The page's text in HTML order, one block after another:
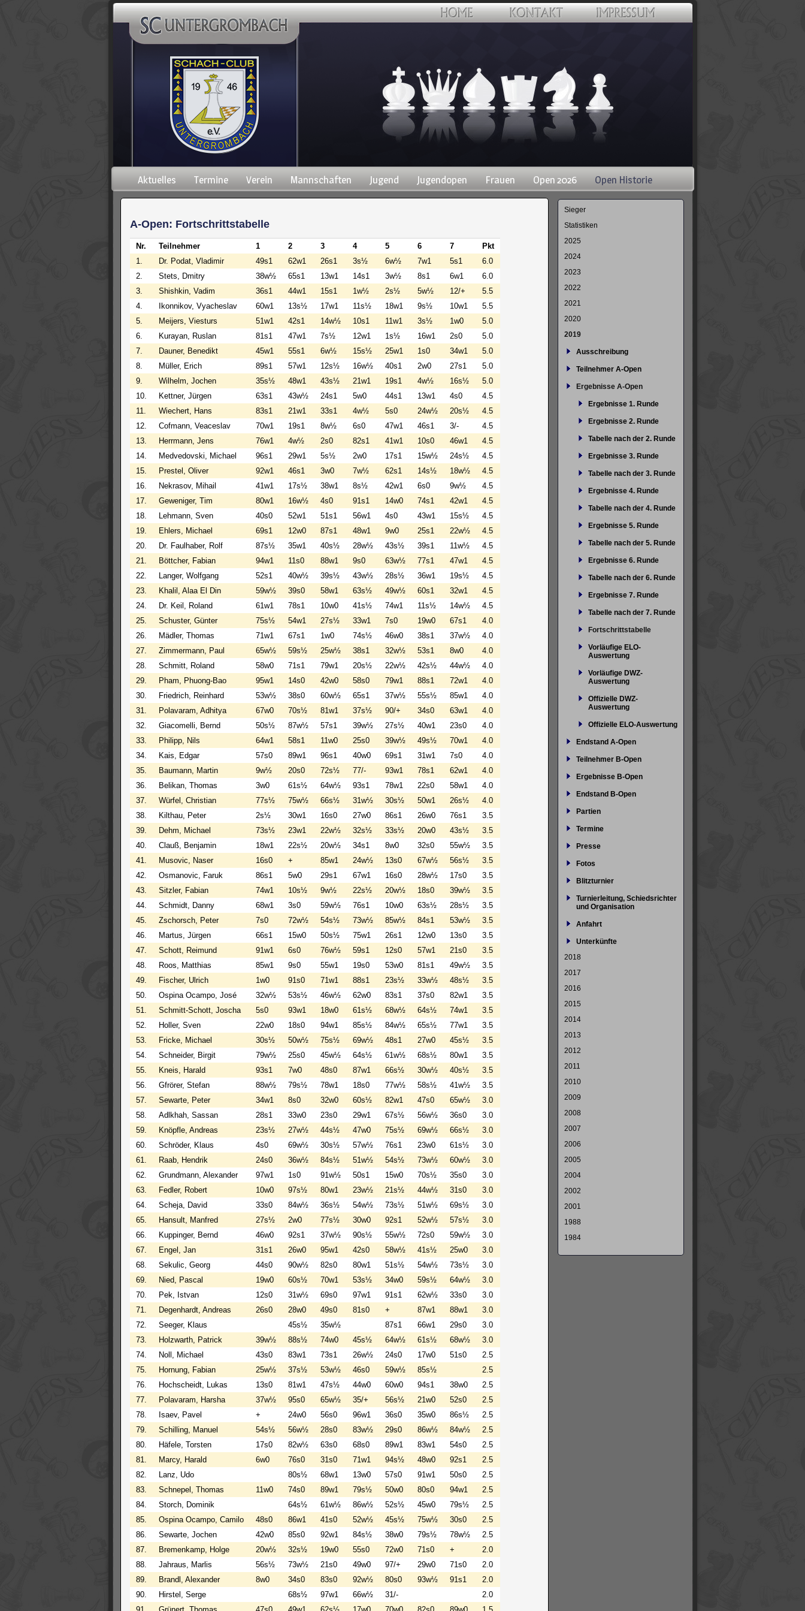
Navigation
überspringen
Aktuelles Termine Verein Mannschaften Jugend Jugendopen Frauen Open 2026 Open Historie
A-Open: Fortschrittstabelle
Nr. Teilnehmer 1 2 3 4 5 6 7
Pkt
1.
Dr. Podat, Vladimir 49s1 62w1 26s1 3s½ 6w½ 7w1 5s1
6.0
2.
Stets, Dmitry 38w½ 65s1 13w1 14s1 3w½ 8s1 6w1
6.0
3.
Shishkin, Vadim 36s1 44w1 15s1 1w½ 2s½ 5w½ 12/+
5.5
4.
Ikonnikov, Vyacheslav 60w1 13s½ 17w1 11s½ 18w1 9s½ 10w1
5.5
5.
Meijers, Viesturs 51w1 42s1 14w½ 10s1 11w1 3s½ 1w0
5.0
6.
Kurayan, Ruslan 81s1 47w1 7s½ 12w1 1s½ 16w1 2s0
5.0
7.
Dauner, Benedikt 45w1 55s1 6w½ 15s½ 25w1 1s0 34w1
5.0
8.
Müller, Erich 89s1 57w1 12s½ 16w½ 40s1 2w0 27s1
5.0
9.
Wilhelm, Jochen 35s½ 48w1 43s½ 21w1 19s1 4w½ 16s½
5.0
10.
Kettner, Jürgen 63s1 43w½ 24s1 5w0 44s1 13w1 4s0
4.5
11.
Wiechert, Hans 83s1 21w1 33s1 4w½ 5s0 24w½ 20s½
4.5
12.
Cofmann, Veaceslav 70w1 19s1 8w½ 6s0 47w1 46s1 3/-
4.5
13.
Herrmann, Jens 76w1 4w½ 2s0 82s1 41w1 10s0 46w1
4.5
14.
Medvedovski, Michael 96s1 29w1 5s½ 2w0 17s1 15w½ 24s½
4.5
15.
Prestel, Oliver 92w1 46s1 3w0 7w½ 62s1 14s½ 18w½
4.5
16.
Nekrasov, Mihail 41w1 17s½ 38w1 8s½ 42w1 6s0 9w½
4.5
17.
Geweniger, Tim 80w1 16w½ 4s0 91s1 14w0 74s1 42w1
4.5
18.
Lehmann, Sven 40s0 52w1 51s1 56w1 4s0 43w1 15s½
4.5
19.
Ehlers, Michael 69s1 12w0 87s1 48w1 9w0 25s1 22w½
4.5
20.
Dr. Faulhaber, Rolf 87s½ 35w1 40s½ 28w½ 43s½ 39s1 11w½
4.5
21.
Böttcher, Fabian 94w1 11s0 88w1 9s0 63w½ 77s1 47w1
4.5
22.
Langer, Wolfgang 52s1 40w½ 39s½ 43w½ 28s½ 36w1 19s½
4.5
23.
Khalil, Alaa El Din 59w½ 39s0 58w1 63s½ 49w½ 60s1 32w1
4.5
24.
Dr. Keil, Roland 61w1 78s1 10w0 41s½ 74w1 11s½ 14w½
4.5
25.
Schuster, Günter 75s½ 54w1 27s½ 33w1 7s0 19w0 67s1
4.0
26.
Mädler, Thomas 71w1 67s1 1w0 74s½ 46w0 38s1 37w½
4.0
27.
Zimmermann, Paul 65w½ 59s½ 25w½ 38s1 32w½ 53s1 8w0
4.0
28.
Schmitt, Roland 58w0 71s1 79w1 20s½ 22w½ 42s½ 44w½
4.0
29.
Pham, Phuong-Bao 95w1 14s0 42w0 58s0 79w1 88s1 72w1
4.0
30.
Friedrich, Reinhard 53w½ 38s0 60w½ 65s1 37w½ 55s½ 85w1
4.0
31.
Polavaram, Adhitya 67w0 70s½ 81w1 37s½ 90/+ 34s0 63w1
4.0
32.
Giacomelli, Bernd 50s½ 87w½ 57s1 39w½ 27s½ 40w1 23s0
4.0
33.
Philipp, Nils 64w1 58s1 11w0 25s0 39w½ 49s½ 70w1
4.0
34.
Kais, Edgar 57s0 89w1 96s1 40w0 69s1 31w1 7s0
4.0
35.
Baumann, Martin 9w½ 20s0 72s½ 77/- 93w1 78s1 62w1
4.0
36.
Belikan, Thomas 3w0 61s½ 64w½ 93s1 78w1 22s0 58w1
4.0
37.
Würfel, Christian 77s½ 75w½ 66s½ 31w½ 30s½ 50w1 26s½
4.0
38.
Kilthau, Peter 2s½ 30w1 16s0 27w0 86s1 26w0 76s1
3.5
39.
Dehm, Michael 73s½ 23w1 22w½ 32s½ 33s½ 20w0 43s½
3.5
40.
Clauß, Benjamin 18w1 22s½ 20w½ 34s1 8w0 32s0 55w½
3.5
41.
Musovic, Naser 16s0 + 85w1 24w½ 13s0 67w½ 56s½
3.5
42.
Osmanovic, Faruk 86s1 5w0 29s1 67w1 16s0 28w½ 17s0
3.5
43.
Sitzler, Fabian 74w1 10s½ 9w½ 22s½ 20w½ 18s0 39w½
3.5
44.
Schmidt, Danny 68w1 3s0 59w½ 76s1 10w0 63s½ 28s½
3.5
45.
Zschorsch, Peter 7s0 72w½ 54s½ 73w½ 85w½ 84s1 53w½
3.5
46.
Martus, Jürgen 66s1 15w0 50s½ 75w1 26s1 12w0 13s0
3.5
47.
Schott, Reimund 91w1 6s0 76w½ 59s1 12s0 57w1 21s0
3.5
48.
Roos, Matthias 85w1 9s0 55w1 19s0 53w0 81s1 49w½
3.5
49.
Fischer, Ulrich 1w0 91s0 71w1 88s1 23s½ 33w½ 48s½
3.5
50.
Ospina Ocampo, José 32w½ 53s½ 46w½ 62w0 83s1 37s0 82w1
3.5
51.
Schmitt-Schott, Joscha 5s0 93w1 18w0 61s½ 68w½ 64s½ 74w1
3.5
52.
Holler, Sven 22w0 18s0 94w1 85s½ 84w½ 65s½ 77w1
3.5
53.
Fricke, Michael 30s½ 50w½ 75s½ 69w½ 48s1 27w0 45s½
3.5
54.
Schneider, Birgit 79w½ 25s0 45w½ 64s½ 61w½ 68s½ 80w1
3.5
55.
Kneis, Harald 93s1 7w0 48s0 87w1 66s½ 30w½ 40s½
3.5
56.
Gfrörer, Stefan 88w½ 79s½ 78w1 18s0 77w½ 58s½ 41w½
3.5
57.
Sewarte, Peter 34w1 8s0 32w0 60s½ 82w1 47s0 65w½
3.0
58.
Adlkhah, Sassan 28s1 33w0 23s0 29w1 67s½ 56w½ 36s0
3.0
59.
Knöpfle, Andreas 23s½ 27w½ 44s½ 47w0 75s½ 69w½ 66s½
3.0
60.
Schröder, Klaus 4s0 69w½ 30s½ 57w½ 76s1 23w0 61s½
3.0
61.
Raab, Hendrik 24s0 36w½ 84s½ 51w½ 54s½ 73w½ 60w½
3.0
62.
Grundmann, Alexander 97w1 1s0 91w½ 50s1 15w0 70s½ 35s0
3.0
63.
Fedler, Robert 10w0 97s½ 80w1 23w½ 21s½ 44w½ 31s0
3.0
64.
Scheja, David 33s0 84w½ 36s½ 54w½ 73s½ 51w½ 69s½
3.0
65.
Hansult, Manfred 27s½ 2w0 77s½ 30w0 92s1 52w½ 57s½
3.0
66.
Kuppinger, Bernd 46w0 92s1 37w½ 90s½ 55w½ 72s0 59w½
3.0
67.
Engel, Jan 31s1 26w0 95w1 42s0 58w½ 41s½ 25w0
3.0
68.
Sekulic, Georg 44s0 90w½ 82s0 80w1 51s½ 54w½ 73s½
3.0
69.
Nied, Pascal 19w0 60s½ 70w1 53s½ 34w0 59s½ 64w½
3.0
70.
Pek, Istvan 12s0 31w½ 69s0 97w1 91s1 62w½ 33s0
3.0
71.
Degenhardt, Andreas 26s0 28w0 49s0 81s0 + 87w1 88w1
3.0
72.
Seeger, Klaus 45s½ 35w½ 87s1 66w1 29s0
3.0
73.
Holzwarth, Patrick 39w½ 88s½ 74w0 45s½ 64w½ 61s½ 68w½
3.0
74.
Noll, Michael 43s0 83w1 73s1 26w½ 24s0 17w0 51s0
2.5
75.
Hornung, Fabian 25w½ 37s½ 53w½ 46s0 59w½ 85s½
2.5
76.
Hochscheidt, Lukas 13s0 81w1 47s½ 44w0 60w0 94s1 38w0
2.5
77.
Polavaram, Harsha 37w½ 95s0 65w½ 35/+ 56s½ 21w0 52s0
2.5
78.
Isaev, Pavel + 24w0 56s0 96w1 36s0 35w0 86s½
2.5
79.
Schilling, Manuel 54s½ 56w½ 28s0 83w½ 29s0 86w½ 84w½
2.5
80.
Häfele, Torsten 17s0 82w½ 63s0 68s0 89w1 83w1 54s0
2.5
81.
Marcy, Harald 6w0 76s0 31s0 71w1 94s½ 48w0 92s1
2.5
82.
Lanz, Udo 80s½ 68w1 13w0 57s0 91w1 50s0
2.5
83.
Schnepel, Thomas 11w0 74s0 89w1 79s½ 50w0 80s0 94w1
2.5
84.
Storch, Dominik 64s½ 61w½ 86w½ 52s½ 45w0 79s½
2.5
85.
Ospina Ocampo, Camilo 48s0 86w1 41s0 52w½ 45s½ 75w½ 30s0
2.5
86.
Sewarte, Jochen 42w0 85s0 92w1 84s½ 38w0 79s½ 78w½
2.5
87.
Bremenkamp, Holge 20w½ 32s½ 19w0 55s0 72w0 71s0 +
2.0
88.
Jahraus, Marlis 56s½ 73w½ 21s0 49w0 97/+ 29w0 71s0
2.0
89.
Brandl, Alexander 8w0 34s0 83s0 92w½ 80s0 93w½ 91s1
2.0
90.
Hirstel, Serge 68s½ 97w1 66w½ 31/-
2.0
Navigation
Sieger
Statistiken
2025
2024
2023
2022
2021
2020
2019
Ausschreibung
Teilnehmer A-Open
Ergebnisse A-Open
Ergebnisse 1. Runde
Ergebnisse 2. Runde
Tabelle nach der 2. Runde
Ergebnisse 3. Runde
Tabelle nach der 3. Runde
Ergebnisse 4. Runde
Tabelle nach der 4. Runde
Ergebnisse 5. Runde
Tabelle nach der 5. Runde
Ergebnisse 6. Runde
Tabelle nach der 6. Runde
Ergebnisse 7. Runde
Tabelle nach der 7. Runde
Fortschrittstabelle
Vorläufige ELO-
Auswertung
Vorläufige DWZ-
Auswertung
Offizielle DWZ-
Auswertung
Offizielle ELO-Auswertung
Endstand A-Open
Teilnehmer B-Open
Ergebnisse B-Open
Endstand B-Open
Partien
Termine
Presse
Fotos
Blitzturnier
Turnierleitung, Schiedsrichter
und Organisation
Anfahrt
Unterkünfte
2018
2017
2016
2015
2014
2013
2012
2011
2010
2009
2008
2007
2006
2005
2004
2002
2001
1988
1984